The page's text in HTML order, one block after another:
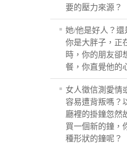
要的壓力來源？
她/他是好人？還
你是大胖子，正
時，你的朋友卻
餐，你直覺他的
女人徵信測愛情
容易遭背叛嗎？
廳裡的掛鐘忽然
買一個新的鐘，
種形狀的鐘呢？